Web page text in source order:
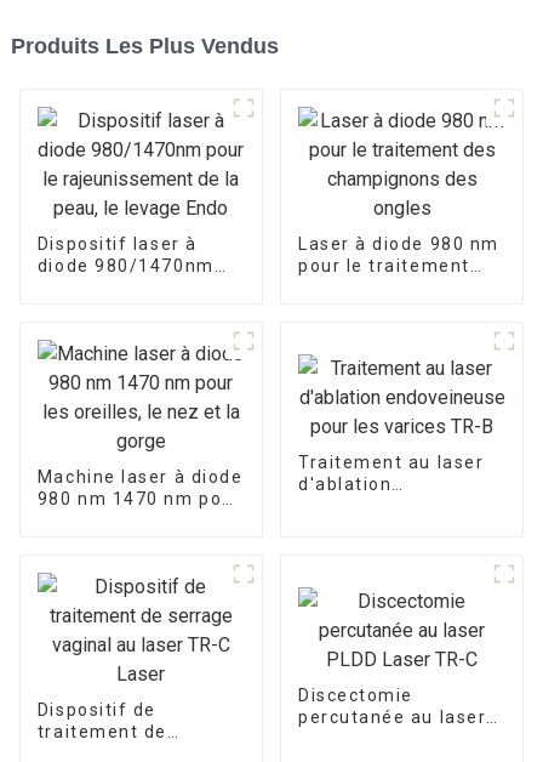
Produits Les Plus Vendus
Dispositif laser à
diode 980/1470nm
Laser à diode 980 nm
pour le traitement
Machine laser à diode
980 nm 1470 nm pour
Traitement au laser
d'ablation
Dispositif de
traitement de
Discectomie
percutanée au laser